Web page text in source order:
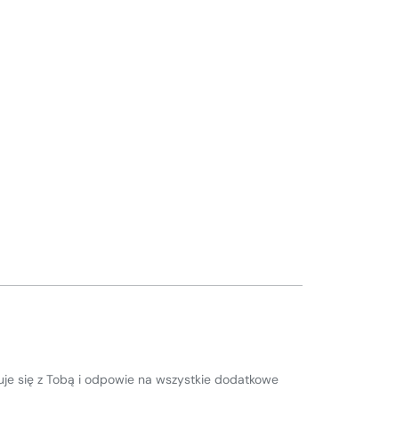
się z Tobą i odpowie na wszystkie dodatkowe